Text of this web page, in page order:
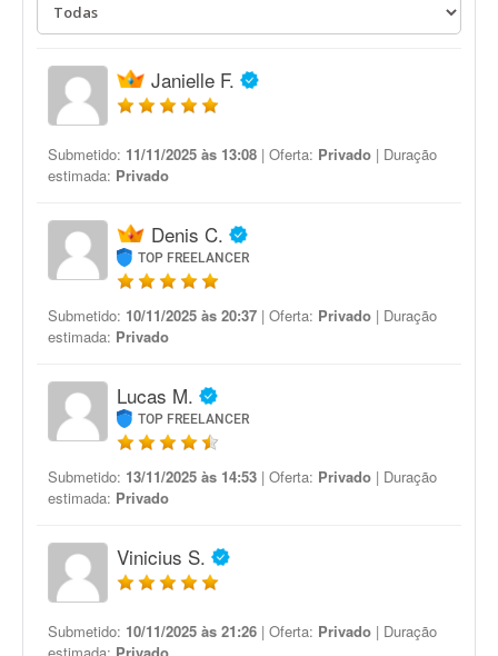
Janielle F.
Submetido: 11/11/2025 às 13:08 | Oferta: Privado | Duração
estimada: Privado
Denis C.
TOP FREELANCER
Submetido: 10/11/2025 às 20:37 | Oferta: Privado | Duração
estimada: Privado
Lucas M.
TOP FREELANCER
Submetido: 13/11/2025 às 14:53 | Oferta: Privado | Duração
estimada: Privado
Vinicius S.
Submetido: 10/11/2025 às 21:26 | Oferta: Privado | Duração